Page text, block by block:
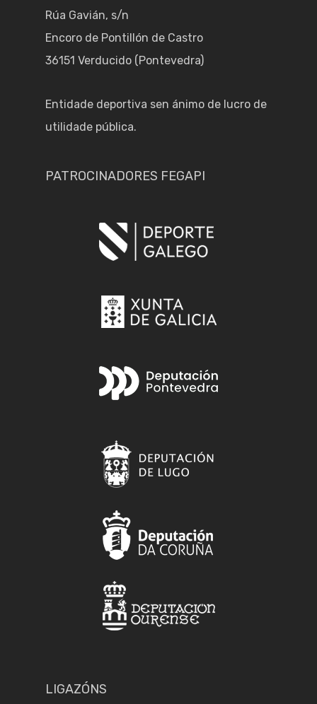
Rúa Gavián, s/n
Encoro de Pontillón de Castro
36151 Verducido (Pontevedra)
Entidade deportiva sen ánimo de lucro de
utilidade pública.
PATROCINADORES FEGAPI
LIGAZÓNS